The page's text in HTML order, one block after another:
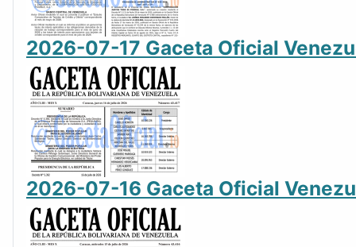
2026-07-17 Gaceta Oficial
2026-07-16 Gaceta Oficial